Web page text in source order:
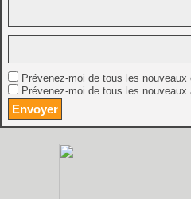
Prévenez-moi de tous les
Prévenez-moi de tous les nouveaux